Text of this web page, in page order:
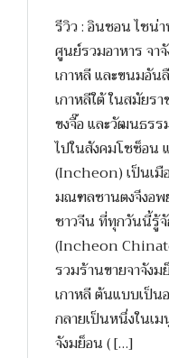
รีวิว : อินชอน ไช
ศูนย์รวมอาหาร จา
เกาหลี และขนมอั
เกาหลีใต้ ในสมัยร
ขงจื๊อ และวัฒนธรร
ไปในสังคมโชซ็อน
(Incheon) เป็นเมื
มณฑลซานตงจึงอพ
ชาวจีน ที่ทุกวันนี้รู้
(Incheon
รวมร้านขายจาจัง
เกาหลี ต้นแบบเป็น
กลายเป็นหนึ่งในเ
จังมย็อน ( […]